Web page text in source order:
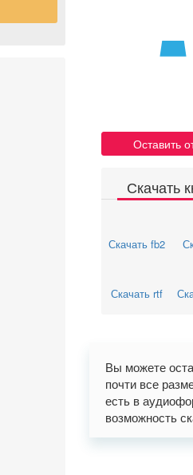
Оставить
Скачать
Скачать fb2
Скачать rtf
Вы можете
почти все
есть в
возможность